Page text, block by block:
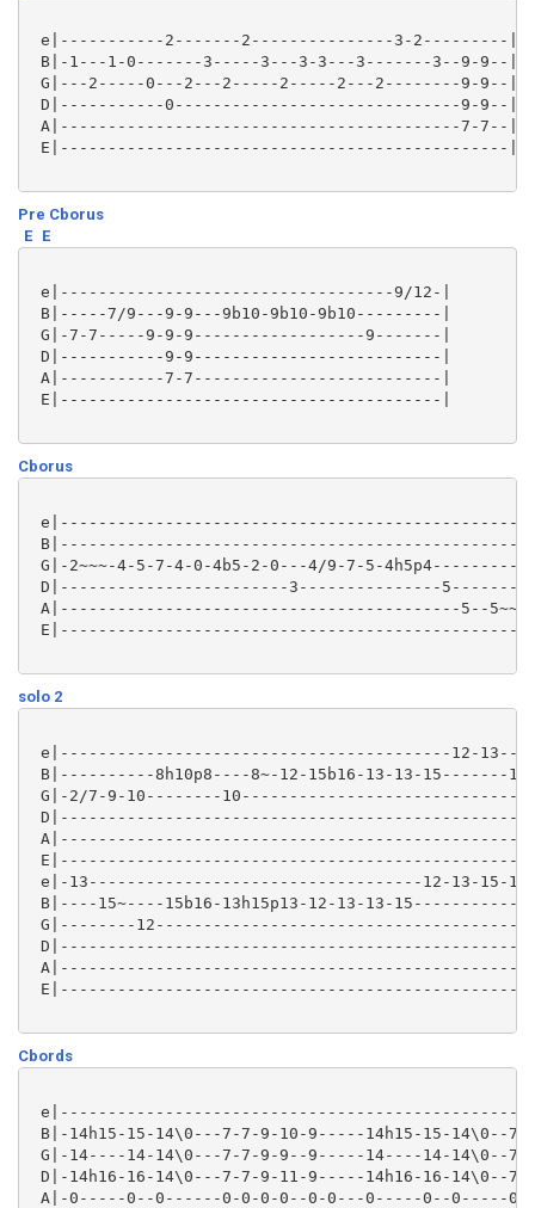
e|-----------2-------2---------------3-2---------|
B|-1---1-0-------3-----3---3-3---3-------3--9-9--|
G|---2-----0---2---2-----2-----2---2--------9-9--|
D|-----------0------------------------------9-9--|
A|------------------------------------------7-7--|
E|-----------------------------------------------|
Pre Cborus
E E
e|-----------------------------------9/12-|
B|-----7/9---9-9---9b10-9b10-9b10---------|
G|-7-7-----9-9-9------------------9-------|
D|-----------9-9--------------------------|
A|-----------7-7--------------------------|
E|----------------------------------------|
Cborus
G|-2~~~-4-5-7-4-0-4b5-2-0---4/9-7-5-
D|------------------------3---------------
A|------------------------------------------5--
solo 2
e|-----------------------------------------12-
B|----------8h10p8----8~-12-15b16-13-13-15-------
G|-2/7-9-10--------
e|-13-----------------------------------12-13-15-
B|----15~----15b16-13h15p13-12-13-13-
G|--------
Cbords
B|-14h15-15-14\0---7-7-9-10-9-----14h15-15-
G|-14----14-14\0---7-7-9-9--9-----14----14-14\0--
D|-14h16-16-14\0---7-7-9-11-9-----14h16-16-
A|-0-----0--0------0-0-0-0--0-0---0-----0--0-----